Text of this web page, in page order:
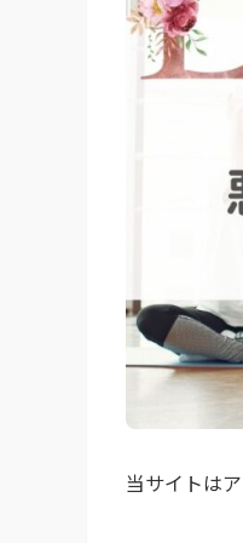
当サイトは